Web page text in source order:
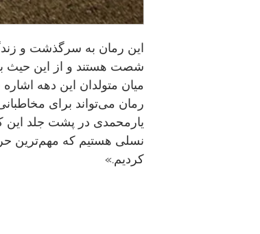
این رمان به سرگذشت و
شصت هستند و از این حیث
میان متولدان این دهه
رمان می‌تواند برای
یارمحمدی در پشت جلد
نسلی هستیم که مهم‌ترین
کردیم.»